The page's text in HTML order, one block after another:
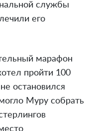
службы
его
марафон
пройти 100
остановился
Муру собрать